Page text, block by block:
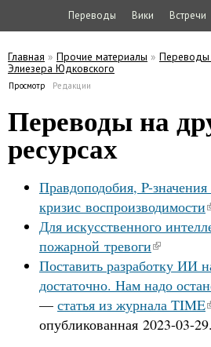
Переводы Вики Встречи
Вы здесь
Главная » Прочие материалы » Переводы
Элиезера Юдковского
Просмотр (активная вкладка)
Редакции
Переводы на
ресурсах
Правдоподобия, P-значения
кризис воспроизводимости
Для искусственного
пожарной тревоги
Поставить разработку ИИ
достаточно. Нам надо
— статья из журнала TIME
опубликованная 2023-03-29.